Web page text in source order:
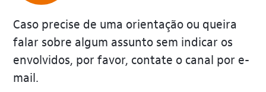
Caso precise de uma orientação ou queira
falar sobre algum assunto sem indicar os
envolvidos, por favor, contate o canal por e-
mail.